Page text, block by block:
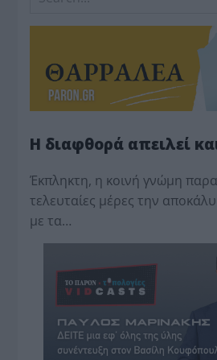
Η διαφθορά απειλεί
Έκπληκτη, η κοινή γνώμη
τελευταίες μέρες την
με τα…